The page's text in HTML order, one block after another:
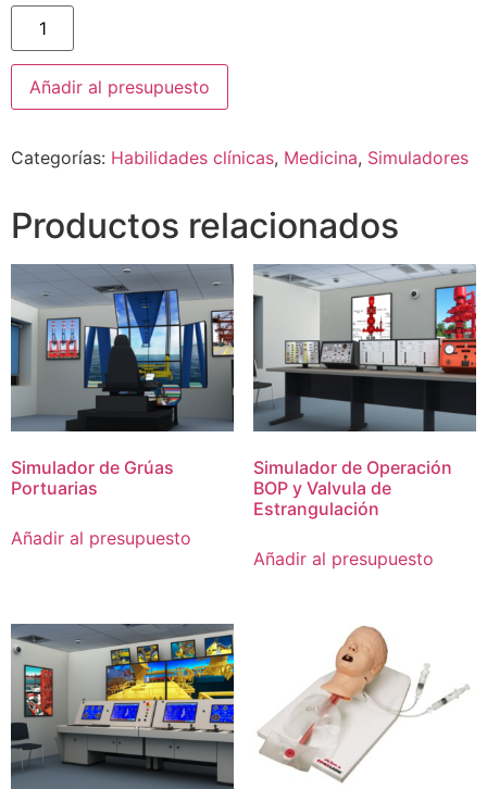
Añadir al presupuesto
Categorías: Habilidades clínicas, Medicina, Simuladores
Productos relacionados
Simulador de Grúas
Portuarias
Añadir al presupuesto
Simulador de Operación
BOP y Valvula de
Estrangulación
Añadir al presupuesto